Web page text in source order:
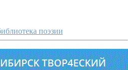
поэзии